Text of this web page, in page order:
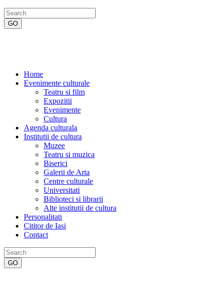
Home
Evenimente culturale
Teatru si film
Expozitii
Evenimente
Cultura
Agenda culturala
Institutii de cultura
Muzee
Teatru si muzica
Biserici
Galerii de Arta
Centre culturale
Universitati
Biblioteci si librarii
Alte institutii de cultura
Personalitati
Cititor de Iasi
Contact